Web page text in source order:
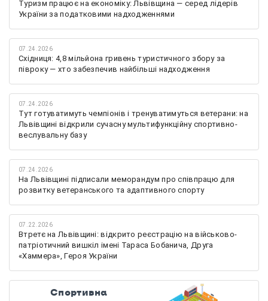
Туризм працює на економіку: Львівщина — серед лідерів
України за податковими надходженнями
07.24.2026
Східниця: 4,8 мільйона гривень туристичного збору за
півроку — хто забезпечив найбільші надходження
07.24.2026
Тут готуватимуть чемпіонів і тренуватимуться ветерани: на
Львівщині відкрили сучасну мультифункційну спортивно-
веслувальну базу
07.24.2026
На Львівщині підписали меморандум про співпрацю для
розвитку ветеранського та адаптивного спорту
07.22.2026
Втретє на Львівщині: відкрито реєстрацію на військово-
патріотичний вишкіл імені Тараса Бобанича, Друга
«Хаммера», Героя України
Спортивна